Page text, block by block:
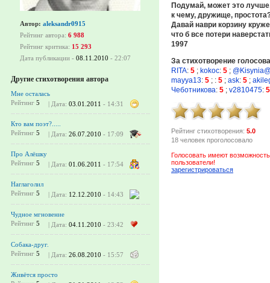
Автор: aleksandr0915
Рейтинг автора: 6 988
Рейтинг критика: 15 293
Дата публикации - 08.11.2010 - 22:07
Другие стихотворения автора
Мне осталась
Рейтинг 5 | Дата: 03.01.2011 - 14:31
Кто вам поэт?.....
Рейтинг 5 | Дата: 26.07.2010 - 17:09
Про Алёшку
Рейтинг 5 | Дата: 01.06.2011 - 17:54
Наглаголил
Рейтинг 5 | Дата: 12.12.2010 - 14:43
Чудное мгновение
Рейтинг 5 | Дата: 04.11.2010 - 23:42
Собака-друг.
Рейтинг 5 | Дата: 26.08.2010 - 15:57
Живётся просто
Подумай, может это
к чему, дружище,
Давай наври корзину
что б все потери
1997
За стихотворение
RITA: 5 ; kokoc: 5 ;
mayya13: 5 ; : 5 ; ask: 5 ;
Чеботникова: 5 ; v2810475: 5
Рейтинг стихотворения: 5.0
18 человек проголосовало
Голосовать имеют
пользователи!
зарегистрироваться